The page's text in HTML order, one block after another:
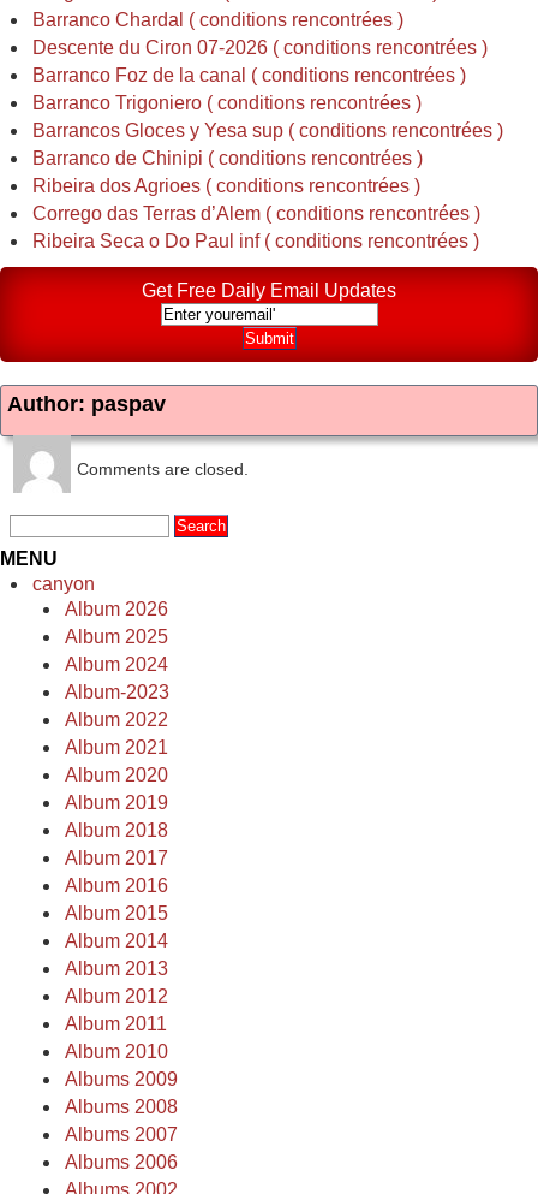
Barranco Chardal ( conditions rencontrées )
Descente du Ciron 07-2026 ( conditions rencontrées )
Barranco Foz de la canal ( conditions rencontrées )
Barranco Trigoniero ( conditions rencontrées )
Barrancos Gloces y Yesa sup ( conditions rencontrées )
Barranco de Chinipi ( conditions rencontrées )
Ribeira dos Agrioes ( conditions rencontrées )
Corrego das Terras d’Alem ( conditions rencontrées )
Ribeira Seca o Do Paul inf ( conditions rencontrées )
Get Free Daily Email Updates
Author: paspav
Comments are closed.
MENU
canyon
Album 2026
Album 2025
Album 2024
Album-2023
Album 2022
Album 2021
Album 2020
Album 2019
Album 2018
Album 2017
Album 2016
Album 2015
Album 2014
Album 2013
Album 2012
Album 2011
Album 2010
Albums 2009
Albums 2008
Albums 2007
Albums 2006
Albums 2002